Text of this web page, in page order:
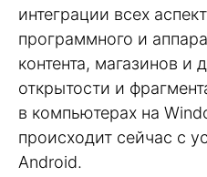
интеграции всех
программного и
контента, магазинов и
открытости и
в компьютерах на
происходит сейчас с
Android.